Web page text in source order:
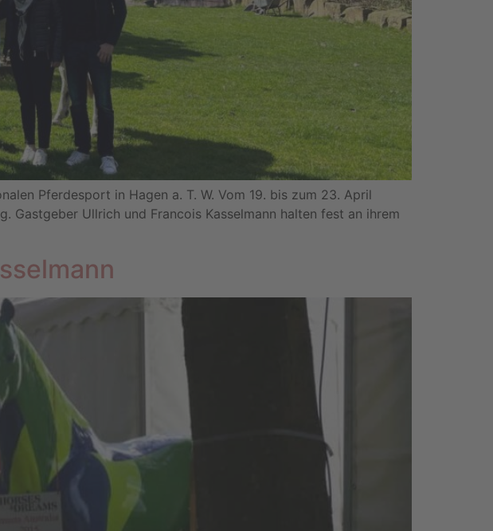
Pferdesport in Hagen a. T. W. Vom 19. bis zum 23. April
Ullrich und Francois Kasselmann halten fest an ihrem